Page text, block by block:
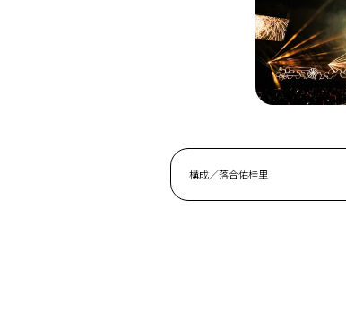
構成／落合佑桂里